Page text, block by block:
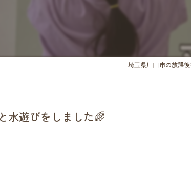
埼玉県川口市の放課
水遊びをしました🌈